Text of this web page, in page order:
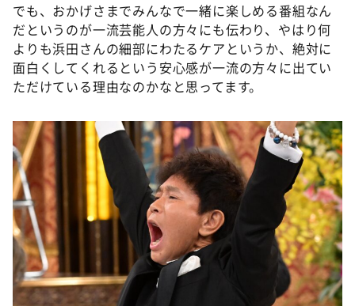
でも、おかげさまでみんなで一緒に楽しめる番組なん
だというのが一流芸能人の方々にも伝わり、やはり何
よりも浜田さんの細部にわたるケアというか、絶対に
面白くしてくれるという安心感が一流の方々に出てい
ただけている理由なのかなと思ってます。